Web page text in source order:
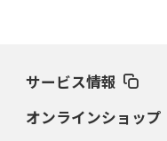
サービス情報
オンラインショップ